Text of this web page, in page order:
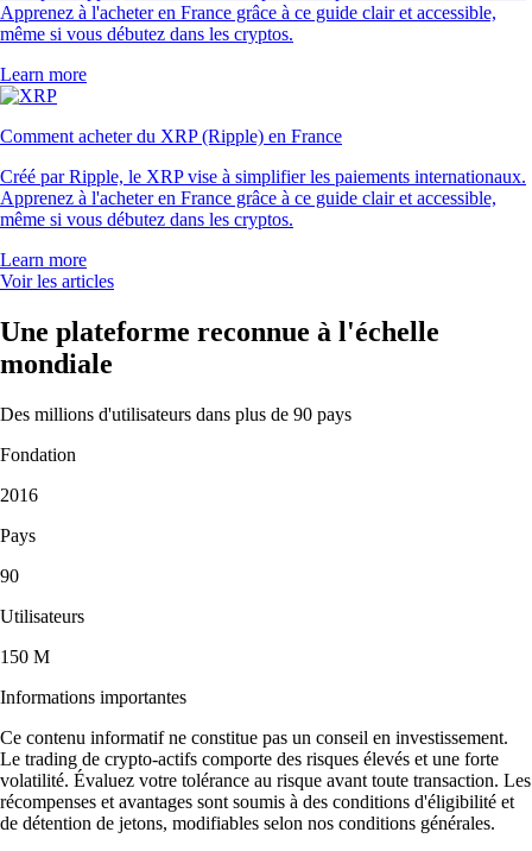
Apprenez à l'acheter en France grâce à ce guide clair et accessible,
même si vous débutez dans les cryptos.
Learn more
Comment acheter du XRP (Ripple) en France
Créé par Ripple, le XRP vise à simplifier les paiements internationaux.
Apprenez à l'acheter en France grâce à ce guide clair et accessible,
même si vous débutez dans les cryptos.
Learn more
Voir les articles
Une plateforme reconnue à l'échelle
mondiale
Des millions d'utilisateurs dans plus de 90 pays
Fondation
2016
Pays
90
Utilisateurs
150 M
Informations importantes
Ce contenu informatif ne constitue pas un conseil en investissement.
Le trading de crypto-actifs comporte des risques élevés et une forte
volatilité. Évaluez votre tolérance au risque avant toute transaction. Les
récompenses et avantages sont soumis à des conditions d'éligibilité et
de détention de jetons, modifiables selon nos conditions générales.